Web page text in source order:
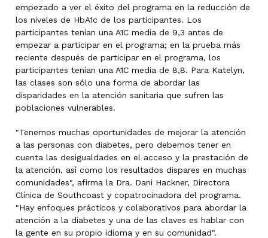
empezado a ver el éxito del programa en la reducción de
los niveles de HbA1c de los participantes. Los
participantes tenían una A1C media de 9,3 antes de
empezar a participar en el programa; en la prueba más
reciente después de participar en el programa, los
participantes tenían una A1C media de 8,8. Para Katelyn,
las clases son sólo una forma de abordar las
disparidades en la atención sanitaria que sufren las
poblaciones vulnerables.
"Tenemos muchas oportunidades de mejorar la atención
a las personas con diabetes, pero debemos tener en
cuenta las desigualdades en el acceso y la prestación de
la atención, así como los resultados dispares en muchas
comunidades", afirma la Dra. Dani Hackner, Directora
Clínica de Southcoast y copatrocinadora del programa.
"Hay enfoques prácticos y colaborativos para abordar la
atención a la diabetes y una de las claves es hablar con
la gente en su propio idioma y en su comunidad".